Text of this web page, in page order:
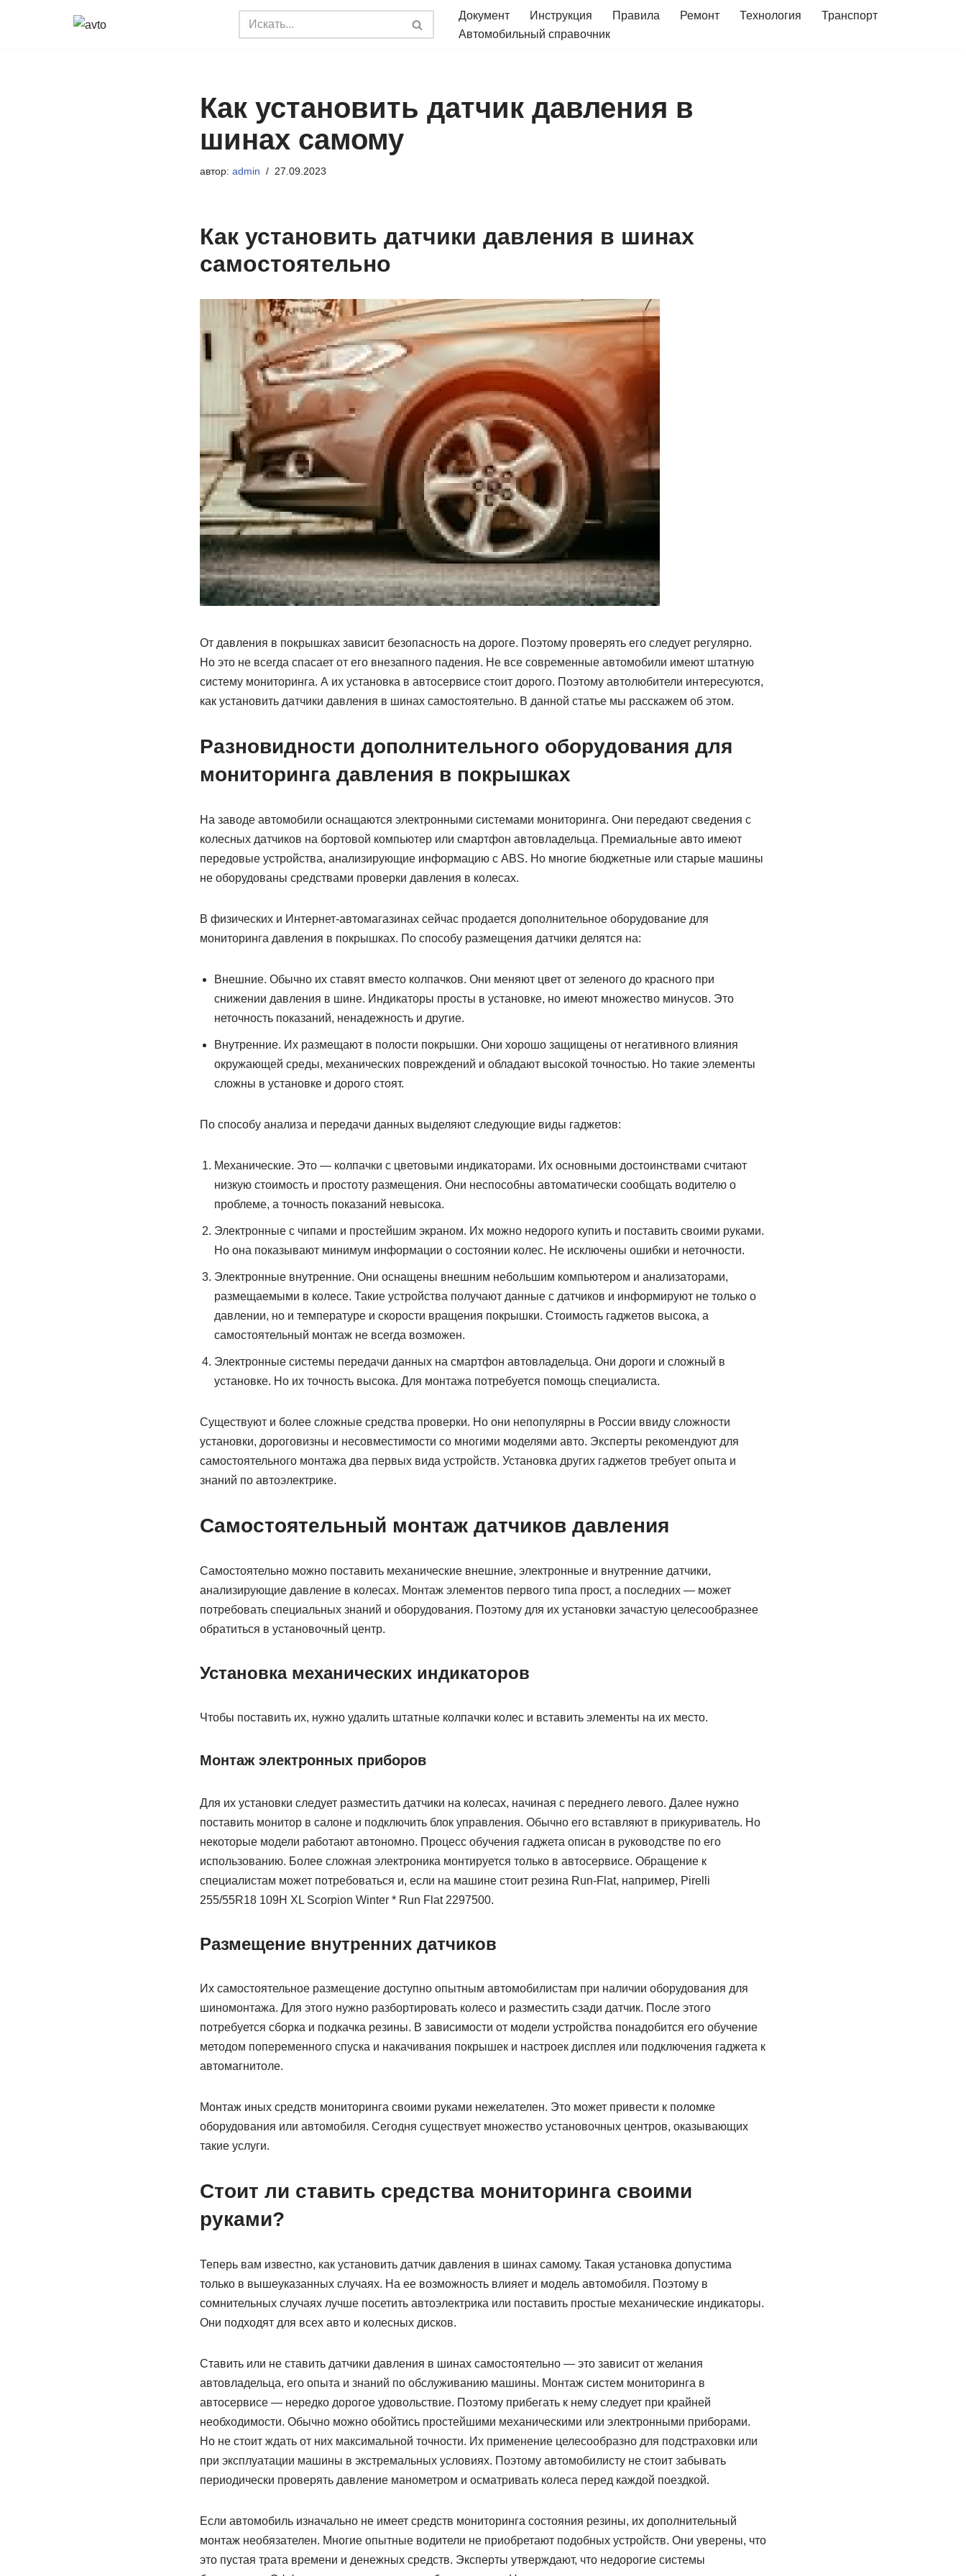
Документ Инструкция Правила Ремонт Технология
Транспорт
Автомобильный справочник
Как установить датчик давления в
шинах самому
автор: admin 27.09.2023
Как установить датчики давления в шинах
самостоятельно
От давления в покрышках зависит безопасность на дороге. Поэтому проверять его следует регулярно.
Но это не всегда спасает от его внезапного падения. Не все современные автомобили имеют штатную
систему мониторинга. А их установка в автосервисе стоит дорого. Поэтому автолюбители интересуются,
как установить датчики давления в шинах самостоятельно. В данной статье мы расскажем об этом.
Разновидности дополнительного оборудования для
мониторинга давления в покрышках
На заводе автомобили оснащаются электронными системами мониторинга. Они передают сведения с
колесных датчиков на бортовой компьютер или смартфон автовладельца. Премиальные авто имеют
передовые устройства, анализирующие информацию с ABS. Но многие бюджетные или старые машины
не оборудованы средствами проверки давления в колесах.
В физических и Интернет-автомагазинах сейчас продается дополнительное оборудование для
мониторинга давления в покрышках. По способу размещения датчики делятся на:
Внешние. Обычно их ставят вместо колпачков. Они меняют цвет от зеленого до красного при
снижении давления в шине. Индикаторы просты в установке, но имеют множество минусов. Это
неточность показаний, ненадежность и другие.
Внутренние. Их размещают в полости покрышки. Они хорошо защищены от негативного влияния
окружающей среды, механических повреждений и обладают высокой точностью. Но такие элементы
сложны в установке и дорого стоят.
По способу анализа и передачи данных выделяют следующие виды гаджетов:
Механические. Это — колпачки с цветовыми индикаторами. Их основными достоинствами считают
низкую стоимость и простоту размещения. Они неспособны автоматически сообщать водителю о
проблеме, а точность показаний невысока.
Электронные с чипами и простейшим экраном. Их можно недорого купить и поставить своими руками.
Но она показывают минимум информации о состоянии колес. Не исключены ошибки и неточности.
Электронные внутренние. Они оснащены внешним небольшим компьютером и анализаторами,
размещаемыми в колесе. Такие устройства получают данные с датчиков и информируют не только о
давлении, но и температуре и скорости вращения покрышки. Стоимость гаджетов высока, а
самостоятельный монтаж не всегда возможен.
Электронные системы передачи данных на смартфон автовладельца. Они дороги и сложный в
установке. Но их точность высока. Для монтажа потребуется помощь специалиста.
Существуют и более сложные средства проверки. Но они непопулярны в России ввиду сложности
установки, дороговизны и несовместимости со многими моделями авто. Эксперты рекомендуют для
самостоятельного монтажа два первых вида устройств. Установка других гаджетов требует опыта и
знаний по автоэлектрике.
Самостоятельный монтаж датчиков давления
Самостоятельно можно поставить механические внешние, электронные и внутренние датчики,
анализирующие давление в колесах. Монтаж элементов первого типа прост, а последних — может
потребовать специальных знаний и оборудования. Поэтому для их установки зачастую целесообразнее
обратиться в установочный центр.
Установка механических индикаторов
Чтобы поставить их, нужно удалить штатные колпачки колес и вставить элементы на их место.
Монтаж электронных приборов
Для их установки следует разместить датчики на колесах, начиная с переднего левого. Далее нужно
поставить монитор в салоне и подключить блок управления. Обычно его вставляют в прикуриватель. Но
некоторые модели работают автономно. Процесс обучения гаджета описан в руководстве по его
использованию. Более сложная электроника монтируется только в автосервисе. Обращение к
специалистам может потребоваться и, если на машине стоит резина Run-Flat, например, Pirelli
255/55R18 109H XL Scorpion Winter * Run Flat 2297500.
Размещение внутренних датчиков
Их самостоятельное размещение доступно опытным автомобилистам при наличии оборудования для
шиномонтажа. Для этого нужно разбортировать колесо и разместить сзади датчик. После этого
потребуется сборка и подкачка резины. В зависимости от модели устройства понадобится его обучение
методом попеременного спуска и накачивания покрышек и настроек дисплея или подключения гаджета к
автомагнитоле.
Монтаж иных средств мониторинга своими руками нежелателен. Это может привести к поломке
оборудования или автомобиля. Сегодня существует множество установочных центров, оказывающих
такие услуги.
Стоит ли ставить средства мониторинга своими
руками?
Теперь вам известно, как установить датчик давления в шинах самому. Такая установка допустима
только в вышеуказанных случаях. На ее возможность влияет и модель автомобиля. Поэтому в
сомнительных случаях лучше посетить автоэлектрика или поставить простые механические индикаторы.
Они подходят для всех авто и колесных дисков.
Ставить или не ставить датчики давления в шинах самостоятельно — это зависит от желания
автовладельца, его опыта и знаний по обслуживанию машины. Монтаж систем мониторинга в
автосервисе — нередко дорогое удовольствие. Поэтому прибегать к нему следует при крайней
необходимости. Обычно можно обойтись простейшими механическими или электронными приборами.
Но не стоит ждать от них максимальной точности. Их применение целесообразно для подстраховки или
при эксплуатации машины в экстремальных условиях. Поэтому автомобилисту не стоит забывать
периодически проверять давление манометром и осматривать колеса перед каждой поездкой.
Если автомобиль изначально не имеет средств мониторинга состояния резины, их дополнительный
монтаж необязателен. Многие опытные водители не приобретают подобных устройств. Они уверены, что
это пустая трата времени и денежных средств. Эксперты утверждают, что недорогие системы